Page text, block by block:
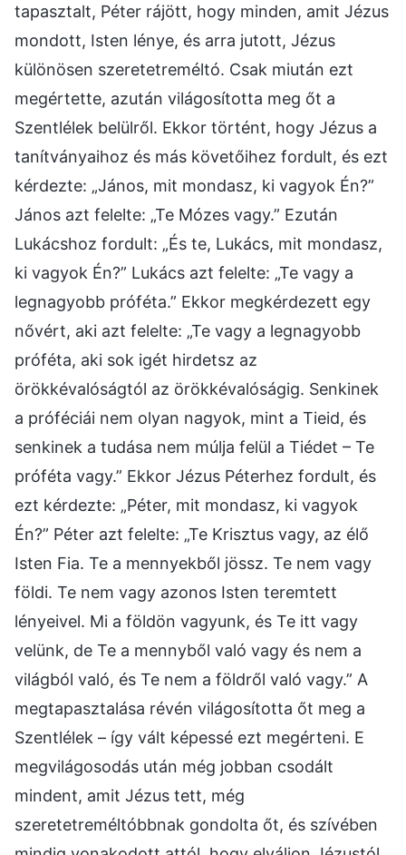
tapasztalt, Péter rájött, hogy minden, amit Jézus
mondott, Isten lénye, és arra jutott, Jézus
különösen szeretetreméltó. Csak miután ezt
megértette, azután világosította meg őt a
Szentlélek belülről. Ekkor történt, hogy Jézus a
tanítványaihoz és más követőihez fordult, és ezt
kérdezte: „János, mit mondasz, ki vagyok Én?”
János azt felelte: „Te Mózes vagy.” Ezután
Lukácshoz fordult: „És te, Lukács, mit mondasz,
ki vagyok Én?” Lukács azt felelte: „Te vagy a
legnagyobb próféta.” Ekkor megkérdezett egy
nővért, aki azt felelte: „Te vagy a legnagyobb
próféta, aki sok igét hirdetsz az
örökkévalóságtól az örökkévalóságig. Senkinek
a próféciái nem olyan nagyok, mint a Tieid, és
senkinek a tudása nem múlja felül a Tiédet – Te
próféta vagy.” Ekkor Jézus Péterhez fordult, és
ezt kérdezte: „Péter, mit mondasz, ki vagyok
Én?” Péter azt felelte: „Te Krisztus vagy, az élő
Isten Fia. Te a mennyekből jössz. Te nem vagy
földi. Te nem vagy azonos Isten teremtett
lényeivel. Mi a földön vagyunk, és Te itt vagy
velünk, de Te a mennyből való vagy és nem a
világból való, és Te nem a földről való vagy.” A
megtapasztalása révén világosította őt meg a
Szentlélek – így vált képessé ezt megérteni. E
megvilágosodás után még jobban csodált
mindent, amit Jézus tett, még
szeretetreméltóbbnak gondolta őt, és szívében